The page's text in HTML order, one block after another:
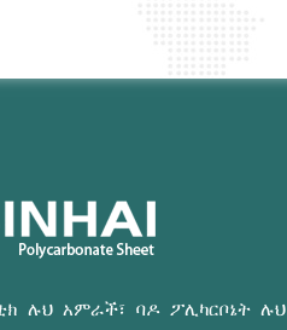
ሉህ አምራች፣ ባዶ ፖሊካርቦኔት ሉህ